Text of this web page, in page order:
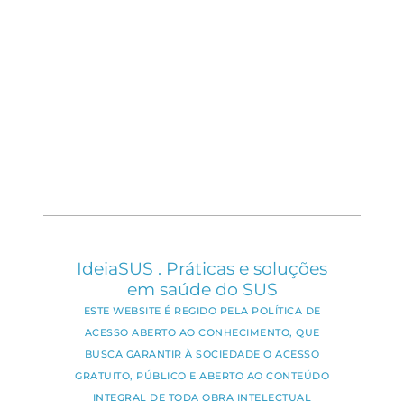
IdeiaSUS . Práticas e soluções
em saúde do SUS
ESTE WEBSITE É REGIDO PELA POLÍTICA DE
ACESSO ABERTO AO CONHECIMENTO, QUE
BUSCA GARANTIR À SOCIEDADE O ACESSO
GRATUITO, PÚBLICO E ABERTO AO CONTEÚDO
INTEGRAL DE TODA OBRA INTELECTUAL